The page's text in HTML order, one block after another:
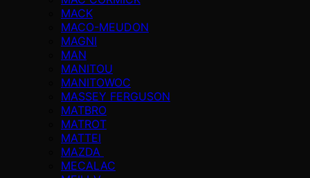
MACK
MACO-MEUDON
MAGNI
MAN
MANITOU
MANITOWOC
MASSEY FERGUSON
MATBRO
MATROT
MATTEI
MAZDA
MECALAC